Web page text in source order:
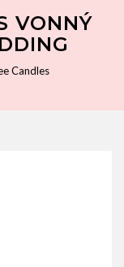
VONNÝ
Candles